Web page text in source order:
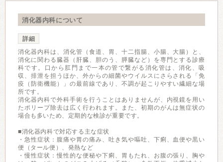
消化器内科について
詳細
消化器内科は、消化管（食道、胃、十二指腸、小腸、大腸）と、
消化に関わる臓器（肝臓、胆のう、膵臓など）を専門とする診療
科です。口から肛門まで一本の管で繋がる消化管は、消化、吸
収、排泄を担うほか、外からの細菌やウイルスにさらされる「免
疫（防衛機能）」の最前線であり、不調が起こりやすい繊細な場
所です。
消化器内科で外科手術を行うことはありませんが、内視鏡を用い
たポリープ除去は広く行われます。また、初期のがんは無症状の
場合も多いため、定期的な検診が重要です。
■消化器内科で対応する主な症状
・急性症状：腹痛や胃の痛み、吐き気や嘔吐、下痢、血便や黒い
便（タール便）、発熱など
・慢性症状：慢性的な便秘や下痢、胃もたれ、お腹の張り、胸や